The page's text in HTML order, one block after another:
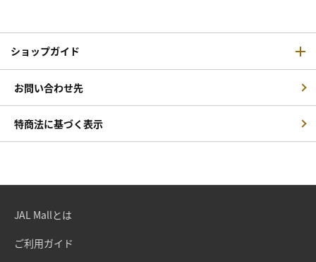
ショップガイド
お問い合わせ先
特商法に基づく表示
JAL Mallとは
ご利用ガイド